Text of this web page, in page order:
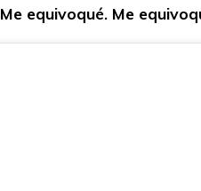
Me equivoqué. Me